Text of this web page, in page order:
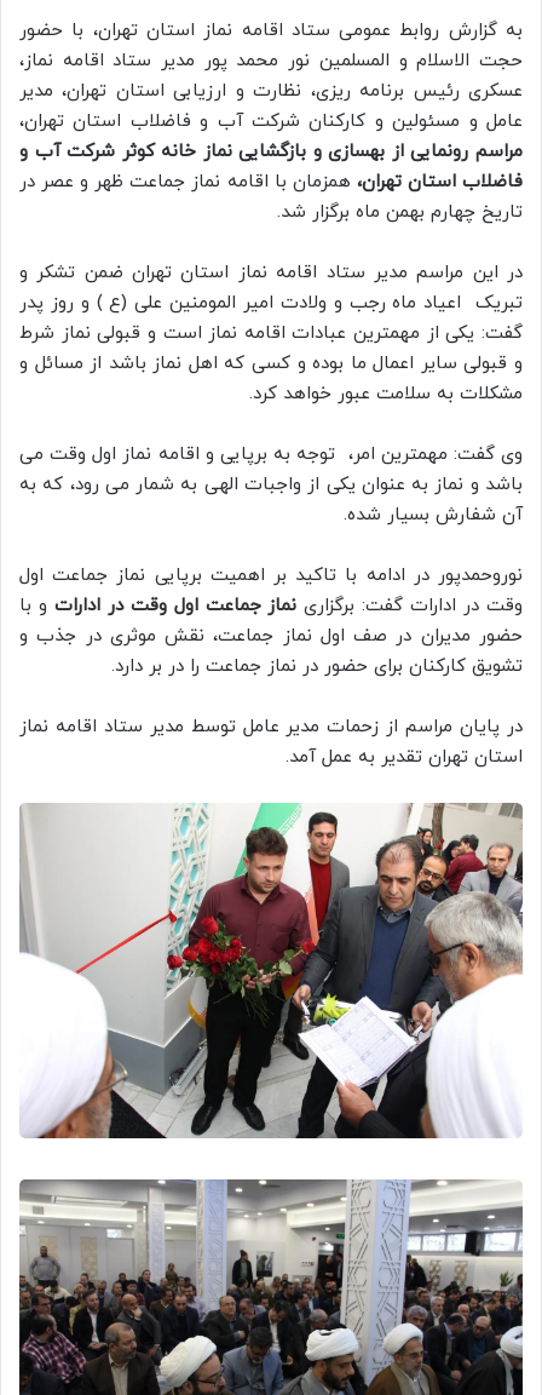
به گزارش روابط عمومی ستاد اقامه نماز استان تهران، با حضور
حجت الاسلام و المسلمین نور محمد پور مدیر ستاد اقامه نماز،
عسکری رئیس برنامه ریزی، نظارت و ارزیابی استان تهران، مدیر
عامل و مسئولین و کارکنان شرکت آب و فاضلاب استان تهران،
مراسم رونمایی از بهسازی و بازگشایی نماز خانه کوثر شرکت آب و
فاضلاب استان تهران، همزمان با اقامه نماز جماعت ظهر و عصر در
تاریخ چهارم بهمن ماه برگزار شد.
در این مراسم مدیر ستاد اقامه نماز استان تهران ضمن تشکر و
تبریک اعیاد ماه رجب و ولادت امیر المومنین علی (ع ) و روز پدر
گفت: یکی از مهمترین عبادات اقامه نماز است و قبولی نماز شرط
و قبولی سایر اعمال ما بوده و کسی که اهل نماز باشد از مسائل و
مشکلات به سلامت عبور خواهد کرد.
وی گفت: مهمترین امر، توجه به برپایی و اقامه نماز اول وقت می
باشد و نماز به عنوان یکی از واجبات الهی به شمار می رود، که به
آن شفارش بسیار شده.
نوروحمدپور در ادامه با تاکید بر اهمیت برپایی نماز جماعت اول
وقت در ادارات گفت: برگزاری نماز جماعت اول وقت در ادارات و با
حضور مدیران در صف اول نماز جماعت، نقش موثری در جذب و
تشویق کارکنان برای حضور در نماز جماعت را در بر دارد.
در پایان مراسم از زحمات مدیر عامل توسط مدیر ستاد اقامه نماز
استان تهران تقدیر به عمل آمد.